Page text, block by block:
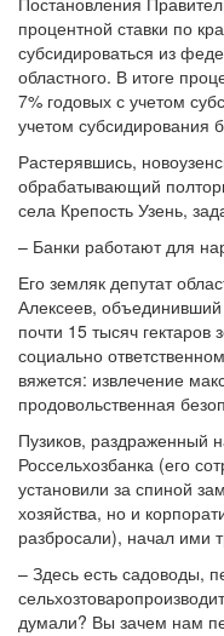
процентной ставки по
субсидироваться из
областного. В итоге
7% годовых с учетом
учетом субсидирования
Растерявшись,
обрабатывающий
села Крепость Узень,
– Банки работают для
Его земляк депутат
Алексеев,
почти 15 тысяч
социально
вяжется: извлечение
продовольственная
Пузиков, раздраженный
Россельхозбанка (его
установили за спиной
хозяйства, но и
разбросали), начал ими
– Здесь есть садоводы,
думали? Вы зачем нам